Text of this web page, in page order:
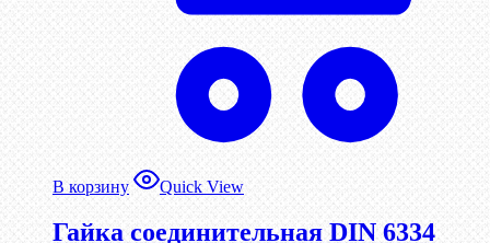
В корзину Quick View
Гайка соединительная DIN 6334